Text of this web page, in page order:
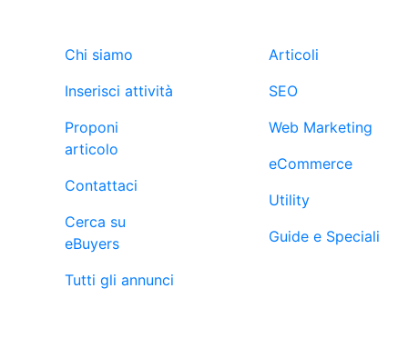
Chi siamo
Inserisci attività
Proponi
articolo
Contattaci
Cerca su
eBuyers
Tutti gli annunci
Articoli
SEO
Web Marketing
eCommerce
Utility
Guide e Speciali